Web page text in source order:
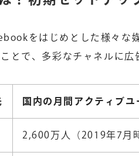
をはじめとした様々な
とで、多彩なチャネルに広
国内の月間アクティブユ
2,600万人（2019年7月